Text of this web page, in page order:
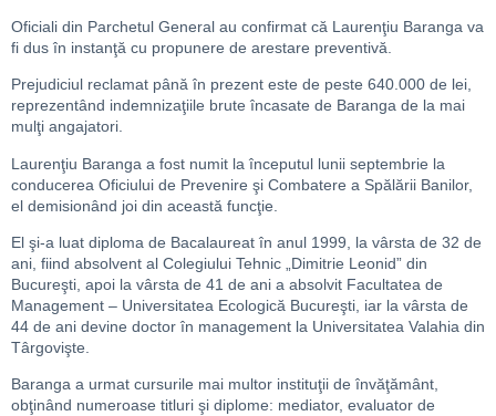
Oficiali din Parchetul General au confirmat că Laurenţiu Baranga va
fi dus în instanţă cu propunere de arestare preventivă.
Prejudiciul reclamat până în prezent este de peste 640.000 de lei,
reprezentând indemnizaţiile brute încasate de Baranga de la mai
mulţi angajatori.
Laurenţiu Baranga a fost numit la începutul lunii septembrie la
conducerea Oficiului de Prevenire şi Combatere a Spălării Banilor,
el demisionând joi din această funcţie.
El şi-a luat diploma de Bacalaureat în anul 1999, la vârsta de 32 de
ani, fiind absolvent al Colegiului Tehnic „Dimitrie Leonid” din
Bucureşti, apoi la vârsta de 41 de ani a absolvit Facultatea de
Management – Universitatea Ecologică Bucureşti, iar la vârsta de
44 de ani devine doctor în management la Universitatea Valahia din
Târgovişte.
Baranga a urmat cursurile mai multor instituţii de învăţământ,
obţinând numeroase titluri şi diplome: mediator, evaluator de